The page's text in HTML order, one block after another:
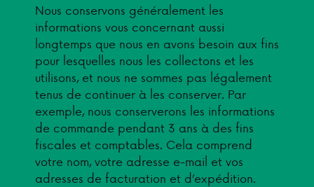
Nous conservons généralement les
informations vous concernant aussi
longtemps que nous en avons besoin aux fins
pour lesquelles nous les collectons et les
utilisons, et nous ne sommes pas légalement
tenus de continuer à les conserver. Par
exemple, nous conserverons les informations
de commande pendant 3 ans à des fins
fiscales et comptables. Cela comprend
votre nom, votre adresse e-mail et vos
adresses de facturation et d’expédition.